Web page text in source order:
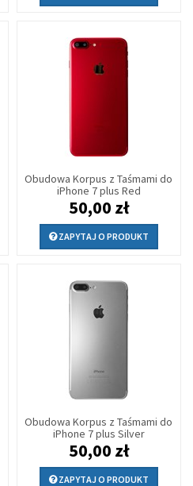
Obudowa Korpus z Taśmami do
iPhone 7 plus Red
50,00 zł
ZAPYTAJ O PRODUKT
Obudowa Korpus z Taśmami do
iPhone 7 plus Silver
50,00 zł
ZAPYTAJ O PRODUKT